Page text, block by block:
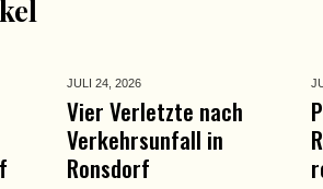
JULI 24, 2026
Vier Verletzte nach
Verkehrsunfall in
Ronsdorf